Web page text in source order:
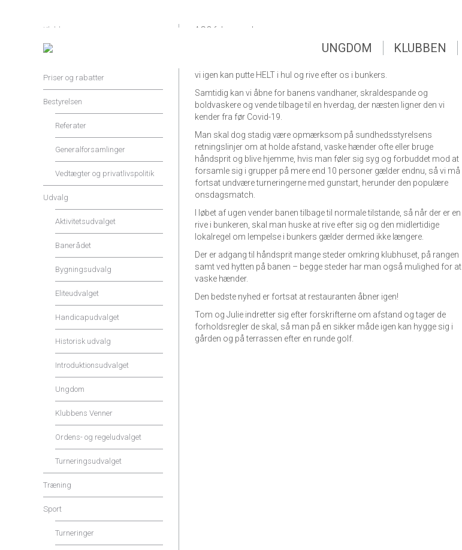
UNGDOM KLUBBEN
AGC følger med
vi igen kan putte HELT i hul og rive efter os i bunkers.
Samtidig kan vi åbne for banens vandhaner, skraldespande og
boldvaskere og vende tilbage til en hverdag, der næsten ligner den vi
kender fra før Covid-19.
Man skal dog stadig være opmærksom på sundhedsstyrelsens
retningslinjer om at holde afstand, vaske hænder ofte eller bruge
håndsprit og blive hjemme, hvis man føler sig syg og forbuddet mod at
forsamle sig i grupper på mere end 10 personer gælder endnu, så vi må
fortsat undvære turneringerne med gunstart, herunder den populære
onsdagsmatch.
I løbet af ugen vender banen tilbage til normale tilstande, så når der er en
rive i bunkeren, skal man huske at rive efter sig og den midlertidige
lokalregel om lempelse i bunkers gælder dermed ikke længere.
Der er adgang til håndsprit mange steder omkring klubhuset, på rangen
samt ved hytten på banen – begge steder har man også mulighed for at
vaske hænder.
Den bedste nyhed er fortsat at restauranten åbner igen!
Tom og Julie indretter sig efter forskrifterne om afstand og tager de
forholdsregler de skal, så man på en sikker måde igen kan hygge sig i
gården og på terrassen efter en runde golf.
Klubben
Shop og Service
Priser og rabatter
Bestyrelsen
Referater
Generalforsamlinger
Vedtægter og privatlivspolitik
Udvalg
Aktivitetsudvalget
Banerådet
Bygningsudvalg
Eliteudvalget
Handicapudvalget
Historisk udvalg
Introduktionsudvalget
Ungdom
Klubbens Venner
Ordens- og regeludvalget
Turneringsudvalget
Træning
Sport
Turneringer